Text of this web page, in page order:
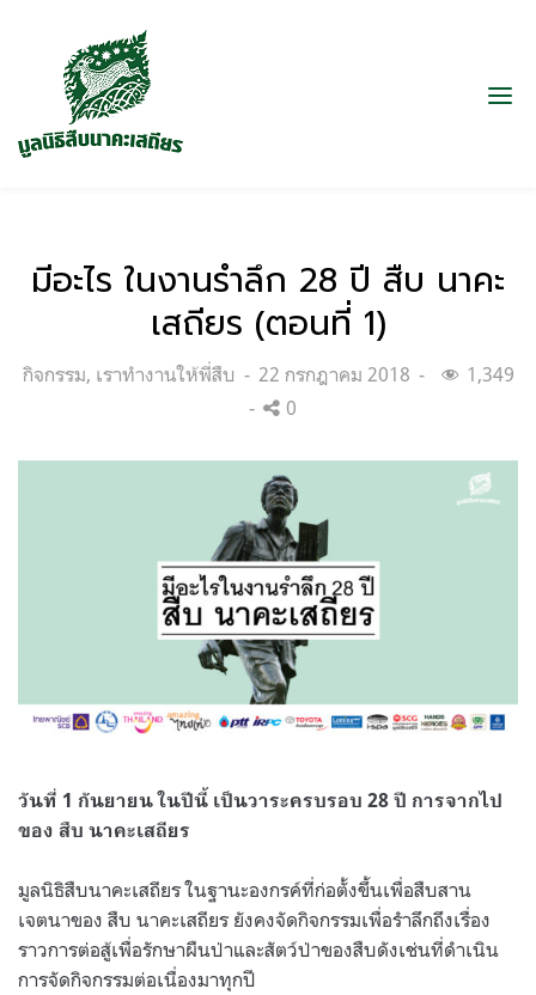
มีอะไร ในงานรำลึก 28 ปี สืบ นาคะ
เสถียร (ตอนที่ 1)
Categories:
กิจกรรม, เราทำงานให้พี่สืบ
Posted
on
22 กรกฎาคม 2018
1,349
0
วันที่ 1 กันยายน ในปีนี้ เป็นวาระครบรอบ 28 ปี การจากไป
ของ สืบ นาคะเสถียร
มูลนิธิสืบนาคะเสถียร ในฐานะองกรค์ที่ก่อตั้งขึ้นเพื่อสืบสาน
เจตนาของ สืบ นาคะเสถียร ยังคงจัดกิจกรรมเพื่อรำลึกถึงเรื่อง
ราวการต่อสู้เพื่อรักษาผืนป่าและสัตว์ป่าของสืบดังเช่นที่ดำเนิน
การจัดกิจกรรมต่อเนื่องมาทุกปี